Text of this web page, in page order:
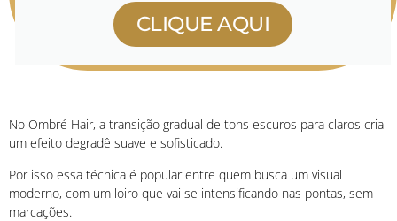
CLIQUE AQUI
No Ombré Hair, a transição gradual de tons escuros para claros cria
um efeito degradê suave e sofisticado.
Por isso essa técnica é popular entre quem busca um visual
moderno, com um loiro que vai se intensificando nas pontas, sem
marcações.